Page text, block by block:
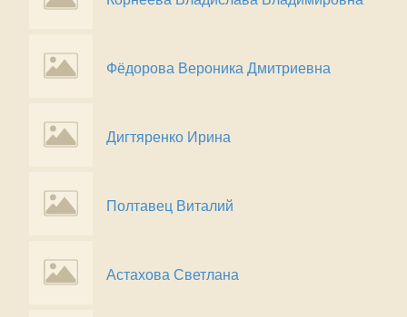
Фёдорова Вероника Дмитриевна
Дигтяренко Ирина
Полтавец Виталий
Астахова Светлана